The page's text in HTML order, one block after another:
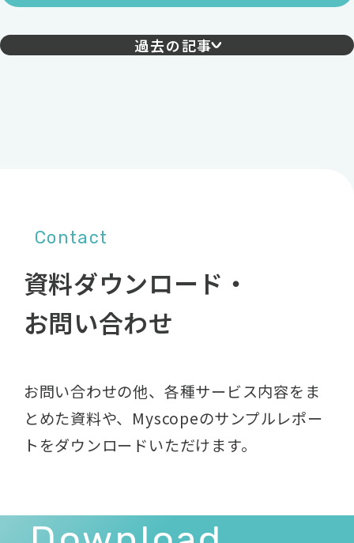
過去の記事
Contact
資料ダウンロード・
お問い合わせ
お問い合わせの他、各種サービス内容をま
とめた資料や、 Myscopeのサンプルレポー
トをダウンロードいただけます。